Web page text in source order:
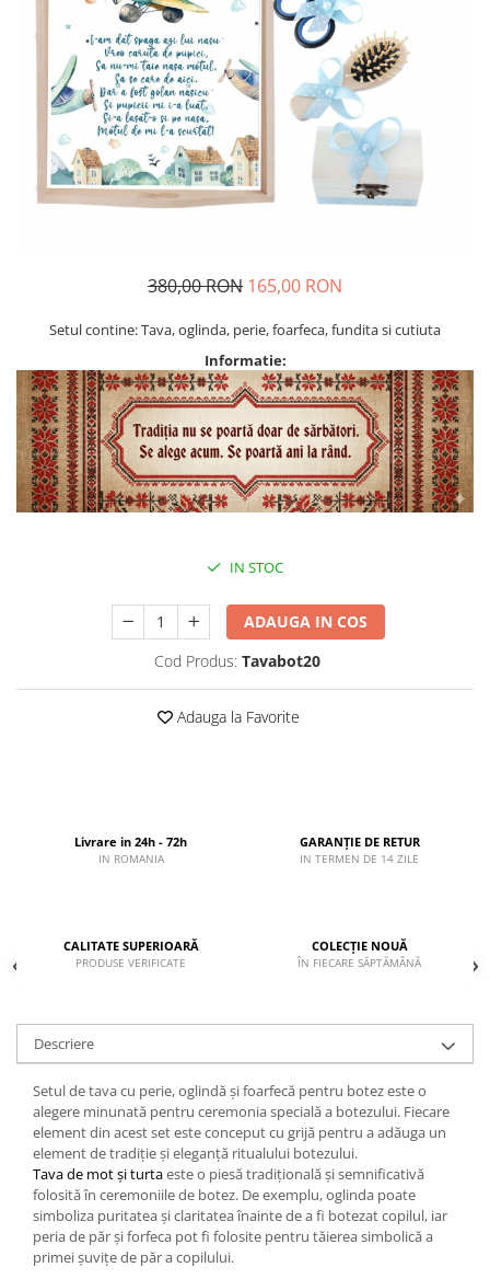
Tricouri
Treninguri
Ii traditionale
Rochii traditionale
Rochii Elegante
Costume populare
380,00 RON 165,00 RON
Setul contine: Tava, oglinda, perie, foarfeca, fundita si cutiuta
Informatie:
IN STOC
ADAUGA IN COS
Cod Produs: Tavabot20
Adauga la Favorite
Livrare in 24h - 72h
IN ROMANIA
GARANȚIE DE RETUR
IN TERMEN DE 14 ZILE
CALITATE SUPERIOARĂ
PRODUSE VERIFICATE
COLECȚIE NOUĂ
ÎN FIECARE SĂPTĂMÂNĂ
Descriere
Setul de tava cu perie, oglindă și foarfecă pentru botez este o
alegere minunată pentru ceremonia specială a botezului. Fiecare
element din acest set este conceput cu grijă pentru a adăuga un
element de tradiție și eleganță ritualului botezului.
Tava de mot și turtaeste o piesă tradițională și semnificativă
folosită în ceremoniile de botez. De exemplu, oglinda poate
simboliza puritatea și claritatea înainte de a fi botezat copilul, iar
peria de păr și forfeca pot fi folosite pentru tăierea simbolică a
primei șuvițe de păr a copilului.